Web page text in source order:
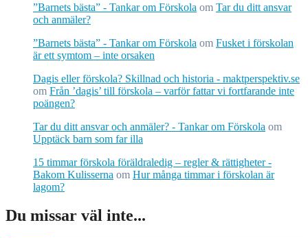
”Barnets bästa” - Tankar om Förskola om Tar du ditt ansvar
och anmäler?
”Barnets bästa” - Tankar om Förskola om Fusket i förskolan
är ett symtom – inte orsaken
Dagis eller förskola? Skillnad och historia - maktperspektiv.se
om Från ’dagis’ till förskola – varför fattar vi fortfarande inte
poängen?
Tar du ditt ansvar och anmäler? - Tankar om Förskola om
Upptäck barn som far illa
15 timmar förskola föräldraledig – regler & rättigheter -
Bakom Kulisserna om Hur många timmar i förskolan är
lagom?
Du missar väl inte...